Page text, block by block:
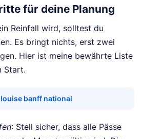
für deine Planung
Reinfall wird, solltest du
Es bringt nichts, erst zwei
Hier ist meine bewährte Liste
Start.
louise banff national
: Stell sicher, dass alle Pässe